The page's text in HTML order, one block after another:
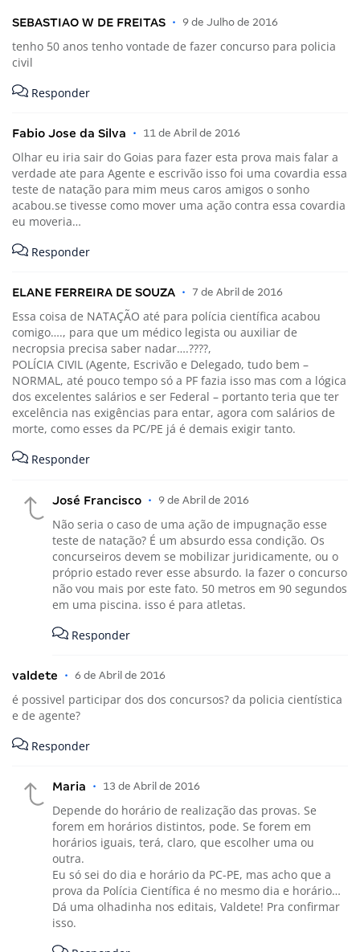
SEBASTIAO W DE FREITAS • 9 de Julho de 2016
tenho 50 anos tenho vontade de fazer concurso para policia
civil
Responder
Fabio Jose da Silva • 11 de Abril de 2016
Olhar eu iria sair do Goias para fazer esta prova mais falar a
verdade ate para Agente e escrivão isso foi uma covardia essa
teste de natação para mim meus caros amigos o sonho
acabou.se tivesse como mover uma ação contra essa covardia
eu moveria…
Responder
ELANE FERREIRA DE SOUZA • 7 de Abril de 2016
Essa coisa de NATAÇÃO até para polícia científica acabou
comigo…., para que um médico legista ou auxiliar de
necropsia precisa saber nadar….????,
POLÍCIA CIVIL (Agente, Escrivão e Delegado, tudo bem –
NORMAL, até pouco tempo só a PF fazia isso mas com a lógica
dos excelentes salários e ser Federal – portanto teria que ter
excelência nas exigências para entar, agora com salários de
morte, como esses da PC/PE já é demais exigir tanto.
Responder
José Francisco • 9 de Abril de 2016
Não seria o caso de uma ação de impugnação esse
teste de natação? É um absurdo essa condição. Os
concurseiros devem se mobilizar juridicamente, ou o
próprio estado rever esse absurdo. Ia fazer o concurso
não vou mais por este fato. 50 metros em 90 segundos
em uma piscina. isso é para atletas.
Responder
valdete • 6 de Abril de 2016
é possivel participar dos dos concursos? da policia cientística
e de agente?
Responder
Maria • 13 de Abril de 2016
Depende do horário de realização das provas. Se
forem em horários distintos, pode. Se forem em
horários iguais, terá, claro, que escolher uma ou
outra.
Eu só sei do dia e horário da PC-PE, mas acho que a
prova da Polícia Científica é no mesmo dia e horário…
Dá uma olhadinha nos editais, Valdete! Pra confirmar
isso.